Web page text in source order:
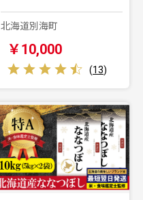
北海道別海町
￥10,000
(13)